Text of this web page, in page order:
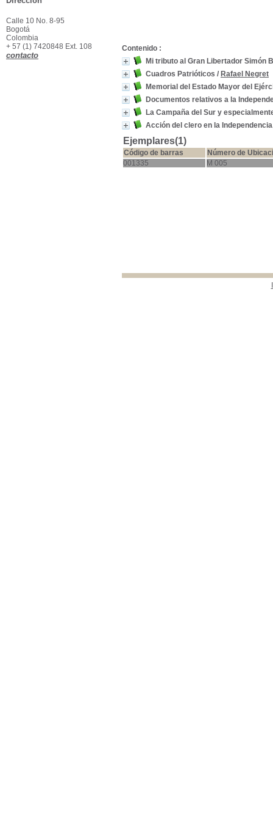
Contenido :
Mi tributo al Gran Libertador Simón
Cuadros Patrióticos / Rafael Negret
Memorial del Estado Mayor del
Documentos relativos a la
La Campaña del Sur y
Acción del clero en la
Ejemplares(1)
Código de barras
Número de
001335
M 005
Calle 10 No. 8-95
Bogotá
Colombia
+ 57 (1) 7420848 Ext. 108
contacto